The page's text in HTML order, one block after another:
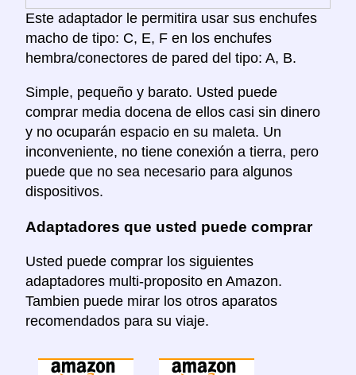
Este adaptador le permitira usar sus enchufes
macho de tipo: C, E, F en los enchufes
hembra/conectores de pared del tipo: A, B.
Simple, pequeño y barato. Usted puede
comprar media docena de ellos casi sin dinero
y no ocuparán espacio en su maleta. Un
inconveniente, no tiene conexión a tierra, pero
puede que no sea necesario para algunos
dispositivos.
Adaptadores que usted puede comprar
Usted puede comprar los siguientes
adaptadores multi-proposito en Amazon.
Tambien puede mirar los otros aparatos
recomendados para su viaje.